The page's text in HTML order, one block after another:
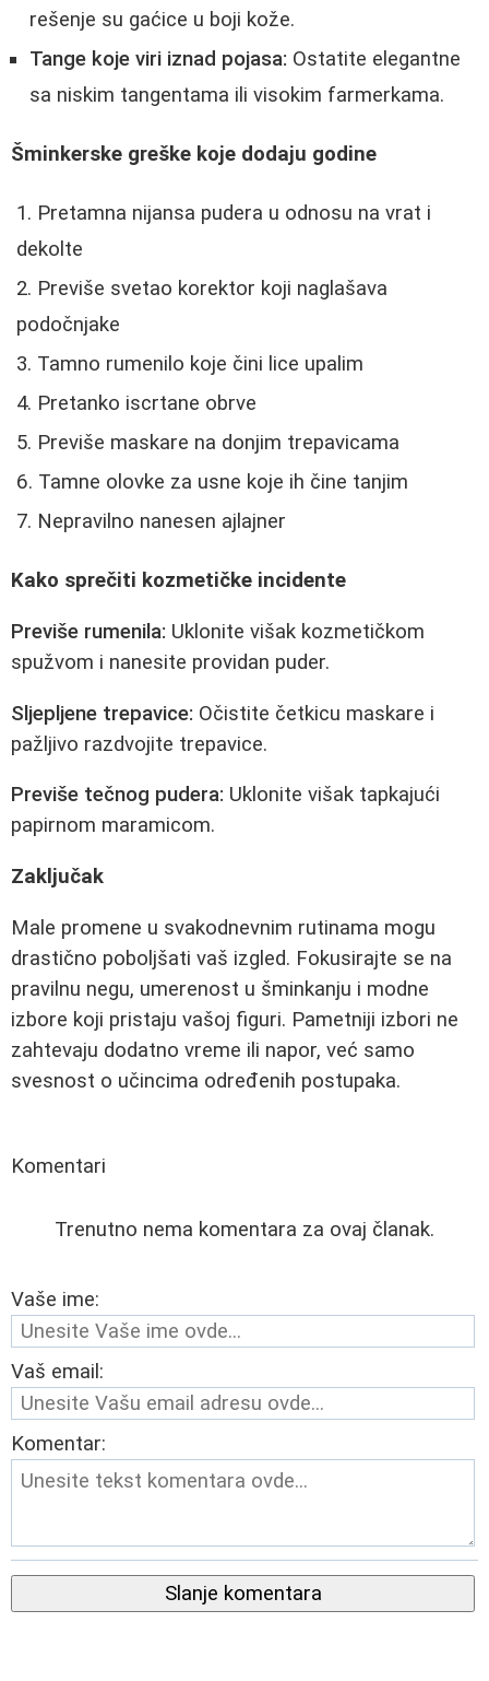
rešenje su gaćice u boji kože.
Tange koje viri iznad pojasa: Ostatite elegantne
sa niskim tangentama ili visokim farmerkama.
Šminkerske greške koje dodaju godine
Pretamna nijansa pudera u odnosu na vrat i
dekolte
Previše svetao korektor koji naglašava
podočnjake
Tamno rumenilo koje čini lice upalim
Pretanko iscrtane obrve
Previše maskare na donjim trepavicama
Tamne olovke za usne koje ih čine tanjim
Nepravilno nanesen ajlajner
Kako sprečiti kozmetičke incidente
Previše rumenila: Uklonite višak kozmetičkom
spužvom i nanesite providan puder.
Sljepljene trepavice: Očistite četkicu maskare i
pažljivo razdvojite trepavice.
Previše tečnog pudera: Uklonite višak tapkajući
papirnom maramicom.
Zaključak
Male promene u svakodnevnim rutinama mogu
drastično poboljšati vaš izgled. Fokusirajte se na
pravilnu negu, umerenost u šminkanju i modne
izbore koji pristaju vašoj figuri. Pametniji izbori ne
zahtevaju dodatno vreme ili napor, već samo
svesnost o učincima određenih postupaka.
Komentari
Trenutno nema komentara za ovaj članak.
Vaše ime:
Vaš email:
Komentar:
Slanje komentara